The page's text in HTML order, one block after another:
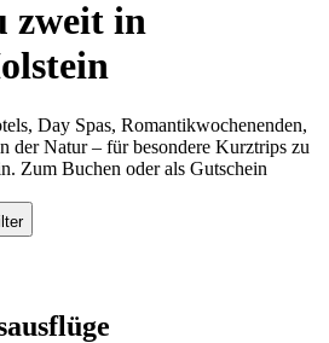
zweit in
Day Spas, Romantikwochenenden,
der Natur – für besondere Kurztrips zu
Zum Buchen oder als Gutschein